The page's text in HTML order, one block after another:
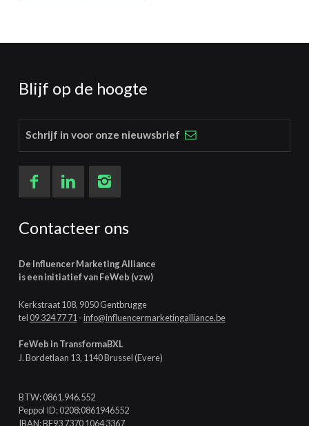
Blijf op de hoogte
Schrijf in voor onze nieuwsbrief
Contacteer ons
De Influencer Marketing Alliance
is een initiatief van FeWeb (vzw)
Kerkstraat 108, 9050 Gentbrugge
tel09 324 77 71 -info@influencermarketingalliance.be
FeWeb in TransformaBXL
J. Bordetlaan 13, 1140 Brussel (Evere)
BTW: 0861.946.552
Peppol ID: 0208:0861946552
IBAN: BE93 7370 1064 3367